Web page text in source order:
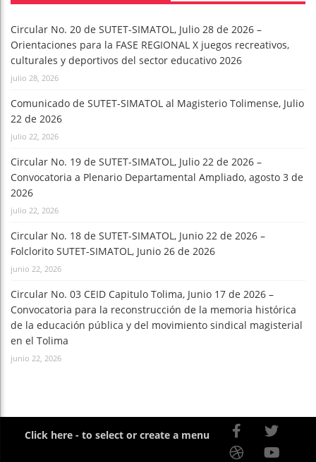
Circular No. 20 de SUTET-SIMATOL, Julio 28 de 2026 –
Orientaciones para la FASE REGIONAL X juegos recreativos,
culturales y deportivos del sector educativo 2026
julio 28, 2026
Comunicado de SUTET-SIMATOL al Magisterio Tolimense, Julio
22 de 2026
julio 22, 2026
Circular No. 19 de SUTET-SIMATOL, Julio 22 de 2026 –
Convocatoria a Plenario Departamental Ampliado, agosto 3 de
2026
julio 22, 2026
Circular No. 18 de SUTET-SIMATOL, Junio 22 de 2026 –
Folclorito SUTET-SIMATOL, Junio 26 de 2026
junio 22, 2026
Circular No. 03 CEID Capitulo Tolima, Junio 17 de 2026 –
Convocatoria para la reconstrucción de la memoria histórica
de la educación pública y del movimiento sindical magisterial
en el Tolima
junio 22, 2026
Click here - to select or create a menu